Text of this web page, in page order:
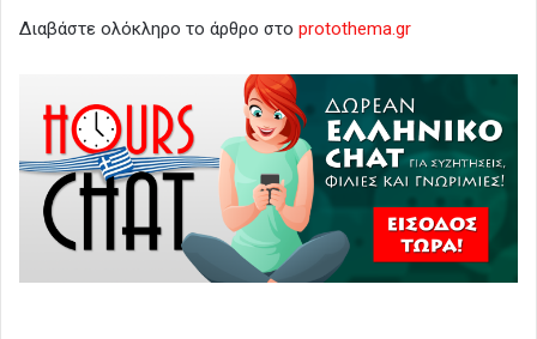
Διαβάστε ολόκληρο το άρθρο στο protothema.gr